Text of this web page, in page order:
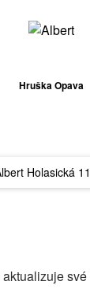
Hruška Opava
Holasická
své